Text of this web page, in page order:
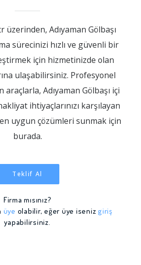
üzerinden, Adıyaman Gölbaşı
sürecinizi hızlı ve güvenli bir
için hizmetinizde olan
ulaşabilirsiniz. Profesyonel
Adıyaman Gölbaşı içi
ihtiyaçlarınızı karşılayan
uygun çözümleri sunmak için
burada.
Teklif Al
Firma mısınız?
üye olabilir, eğer üye iseniz giriş
yapabilirsiniz.